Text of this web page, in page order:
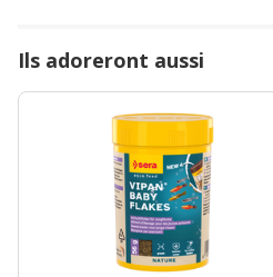
Ils adoreront aussi